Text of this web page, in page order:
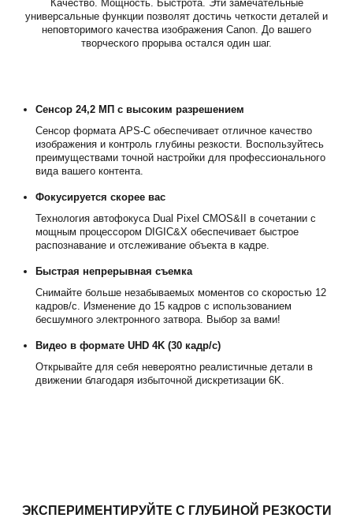
Качество. Мощность. Быстрота. Эти замечательные
универсальные функции позволят достичь четкости деталей и
неповторимого качества изображения Canon. До вашего
творческого прорыва остался один шаг.
Сенсор 24,2 МП с высоким разрешением
Сенсор формата APS-C обеспечивает отличное качество
изображения и контроль глубины резкости. Воспользуйтесь
преимуществами точной настройки для профессионального
вида вашего контента.
Фокусируется скорее вас
Технология автофокуса Dual Pixel CMOS&II в сочетании с
мощным процессором DIGIC&X обеспечивает быстрое
распознавание и отслеживание объекта в кадре.
Быстрая непрерывная съемка
Снимайте больше незабываемых моментов со скоростью 12
кадров/с. Изменение до 15 кадров с использованием
бесшумного электронного затвора. Выбор за вами!
Видео в формате UHD 4K (30 кадр/с)
Открывайте для себя невероятно реалистичные детали в
движении благодаря избыточной дискретизации 6K.
ЭКСПЕРИМЕНТИРУЙТЕ С ГЛУБИНОЙ РЕЗКОСТИ